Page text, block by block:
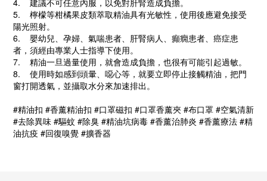
5. 檸檬等柑橘果皮類萃取精油具有光敏性，使用後應避免接受
陽光照射。
6. 嬰幼兒、孕婦、氣喘患者、肝腎病人、癲癇患者、癌症患
者，須經由專業人士指導下使用。
7. 精油一旦過量使用，就會造成負擔，也很有可能引起過敏。
8. 使用時如感到頭暈、噁心等，就要立即停止接觸精油，把門
窗打開透氣，並攝取水分來加速排出。
#精油扣 #香薰精油扣 #口罩磁扣 #口罩香薰夾 #布口罩 #空氣清新
#去除異味 #驅蚊 #除臭 #精油坑病毒 #香薰治肺炎 #香薰療法 #精
油抗疫 #回復嗅覺 #擴香器